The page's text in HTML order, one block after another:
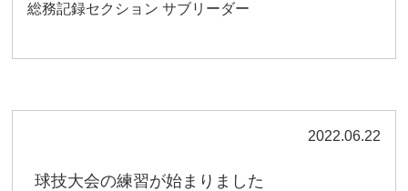
総務記録セクション サブリーダー
2022.06.22
球技大会の練習が始まりました